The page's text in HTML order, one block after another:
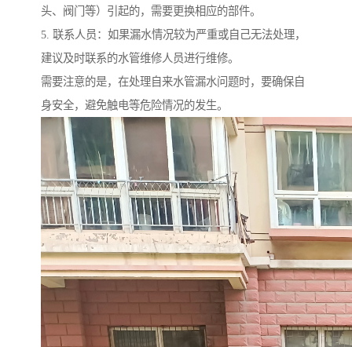
头、阀门等）引起的，需要更换相应的部件。
5. 联系人员：如果漏水情况较为严重或自己无法处理，
建议及时联系的水管维修人员进行维修。
需要注意的是，在处理自来水管漏水问题时，要确保自
身安全，避免触电等危险情况的发生。